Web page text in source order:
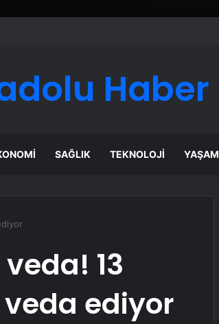
Haber
SAĞLIK TEKNOLOJI YAŞAM
13
veda ediyor